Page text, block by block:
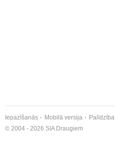
Iepazīšanās Mobilā versija Palīdzība
© 2004 - 2026 SIA Draugiem